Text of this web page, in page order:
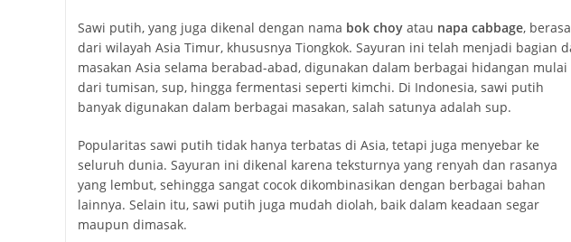
Sawi putih, yang juga dikenal dengan nama bok choyatau napa cabbage,
dari wilayah Asia Timur, khususnya Tiongkok. Sayuran ini telah menjadi bagian
masakan Asia selama berabad-abad, digunakan dalam berbagai hidangan mulai
dari tumisan, sup, hingga fermentasi seperti kimchi. Di Indonesia, sawi putih
banyak digunakan dalam berbagai masakan, salah satunya adalah sup.
Popularitas sawi putih tidak hanya terbatas di Asia, tetapi juga menyebar ke
seluruh dunia. Sayuran ini dikenal karena teksturnya yang renyah dan rasanya
yang lembut, sehingga sangat cocok dikombinasikan dengan berbagai bahan
lainnya. Selain itu, sawi putih juga mudah diolah, baik dalam keadaan segar
maupun dimasak.